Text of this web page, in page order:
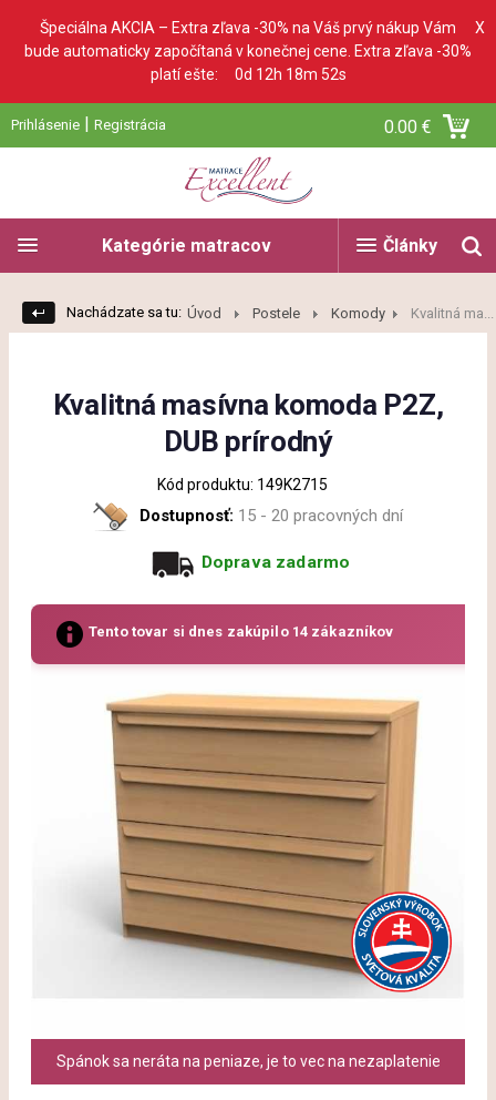
Špeciálna AKCIA – Extra zľava -30% na Váš prvý nákup Vám
bude automaticky započítaná v konečnej cene. Extra zľava -30%
platí ešte: 0d 12h 18m 51s
X
Prihlásenie | Registrácia 0.00 €
Články
Kategórie matracov
Nachádzate sa tu: Úvod Postele Komody Kvalitná ma...
Kvalitná masívna komoda P2Z,
DUB prírodný
Kód produktu: 149K2715
Dostupnosť: 15 - 20 pracovných dní
Doprava zadarmo
Tento tovar si dnes zakúpilo 14 zákazníkov
Spánok sa neráta na peniaze, je to vec na nezaplatenie